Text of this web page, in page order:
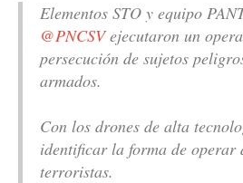
Elementos STO y equipo
@PNCSVejecutaron un
persecución de sujetos
armados.
Con los drones de alta
identificar la forma de operar
terroristas.